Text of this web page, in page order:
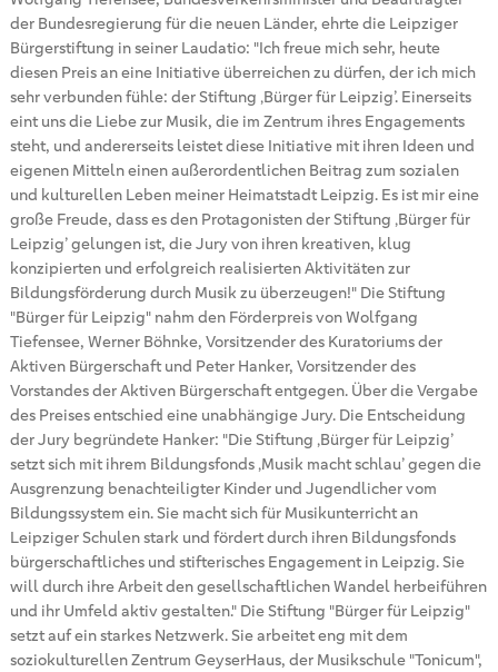
der Bundesregierung für die neuen Länder, ehrte die Leipziger
Bürgerstiftung in seiner Laudatio: "Ich freue mich sehr, heute
diesen Preis an eine Initiative überreichen zu dürfen, der ich mich
sehr verbunden fühle: der Stiftung ‚Bürger für Leipzig’. Einerseits
eint uns die Liebe zur Musik, die im Zentrum ihres Engagements
steht, und andererseits leistet diese Initiative mit ihren Ideen und
eigenen Mitteln einen außerordentlichen Beitrag zum sozialen
und kulturellen Leben meiner Heimatstadt Leipzig. Es ist mir eine
große Freude, dass es den Protagonisten der Stiftung ‚Bürger für
Leipzig’ gelungen ist, die Jury von ihren kreativen, klug
konzipierten und erfolgreich realisierten Aktivitäten zur
Bildungsförderung durch Musik zu überzeugen!" Die Stiftung
"Bürger für Leipzig" nahm den Förderpreis von Wolfgang
Tiefensee, Werner Böhnke, Vorsitzender des Kuratoriums der
Aktiven Bürgerschaft und Peter Hanker, Vorsitzender des
Vorstandes der Aktiven Bürgerschaft entgegen. Über die Vergabe
des Preises entschied eine unabhängige Jury. Die Entscheidung
der Jury begründete Hanker: "Die Stiftung ‚Bürger für Leipzig’
setzt sich mit ihrem Bildungsfonds ‚Musik macht schlau’ gegen die
Ausgrenzung benachteiligter Kinder und Jugendlicher vom
Bildungssystem ein. Sie macht sich für Musikunterricht an
Leipziger Schulen stark und fördert durch ihren Bildungsfonds
bürgerschaftliches und stifterisches Engagement in Leipzig. Sie
will durch ihre Arbeit den gesellschaftlichen Wandel herbeiführen
und ihr Umfeld aktiv gestalten." Die Stiftung "Bürger für Leipzig"
setzt auf ein starkes Netzwerk. Sie arbeitet eng mit dem
soziokulturellen Zentrum GeyserHaus, der Musikschule "Tonicum",